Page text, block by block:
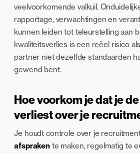
veelvoorkomende valkuil.
rapportage, verwachtingen en
kunnen leiden tot teleurstelling aan
kwaliteitsverlies is een reëel risico
partner niet dezelfde standaarden
gewend bent.
Hoe voorkom je dat je
verliest over je
Je houdt controle over je
afspraken te maken, regelmatig te